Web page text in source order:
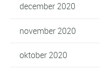
december 2020
november 2020
oktober 2020